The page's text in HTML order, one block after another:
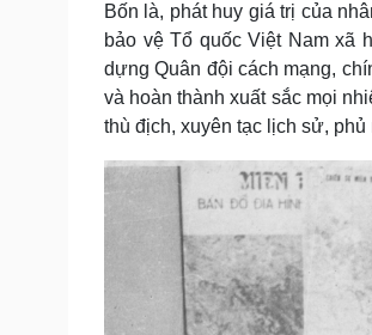
Bốn là, phát huy giá trị của
bảo vệ Tổ quốc Việt Nam xã
dựng Quân đội cách mạng,
và hoàn thành xuất sắc mọi
thù địch, xuyên tạc lịch sử,